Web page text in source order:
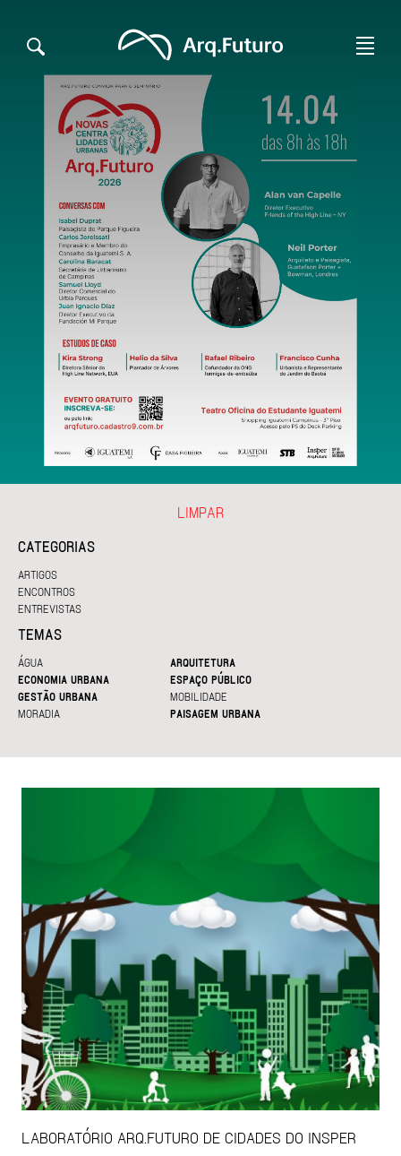
CATEGORIAS
ARTIGOS
ENCONTROS
ENTREVISTAS
TEMAS
ÁGUA
ARQUITETURA
ECONOMIA URBANA
ESPAÇO PÚBLICO
GESTÃO URBANA
MOBILIDADE
MORADIA
PAISAGEM URBANA
LIMPAR
LABORATÓRIO ARQ.FUTURO DE CIDADES DO INSPER